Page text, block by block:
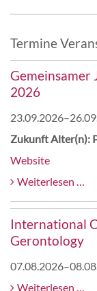
Termine
Gemeinsamer
2026
Zukunft Alter(n):
Website
Weiterlesen …
International
Gerontology
Weiterlesen …